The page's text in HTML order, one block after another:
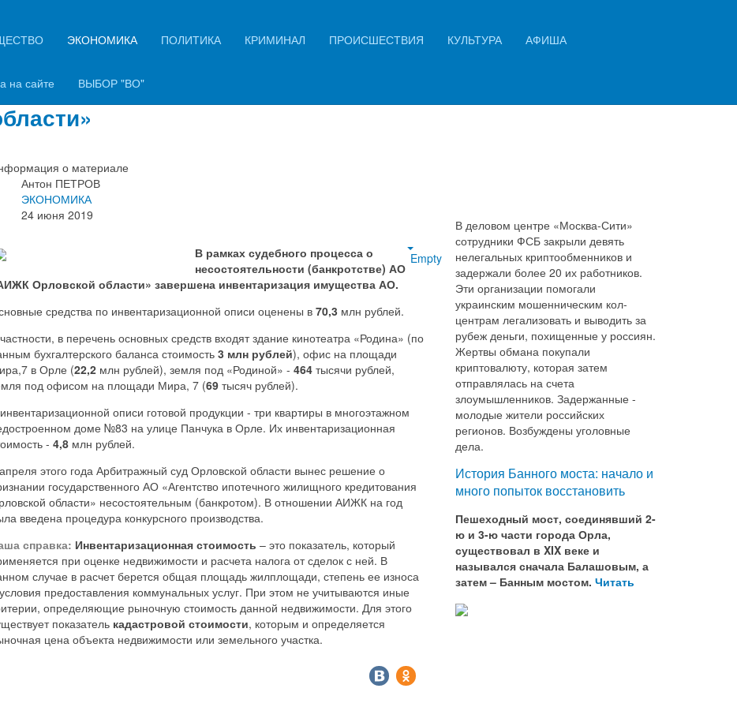
ЭКОНОМИКА ПОЛИТИКА КРИМИНАЛ ПРОИСШЕСТВИЯ КУЛЬТУРА АФИША
на сайте ВЫБОР "ВО"
инвентаризация
«АИЖК Орловской
о материале
Антон ПЕТРОВ
ЭКОНОМИКА
24 июня 2019
Empty
В рамках судебного процесса о
несостоятельности (банкротстве) АО
Орловской области» завершена инвентаризация имущества АО.
средства по инвентаризационной описи оценены в 70,3 млн рублей.
в перечень основных средств входят здание кинотеатра «Родина» (по
бухгалтерского баланса стоимость3 млн рублей), офис на площади
в Орле (22,2 млн рублей), земля под «Родиной» - 464 тысячи рублей,
под офисом на площади Мира, 7 (69 тысяч рублей).
описи готовой продукции - три квартиры в многоэтажном
доме №83 на улице Панчука в Орле. Их инвентаризационная
- 4,8 млн рублей.
этого года Арбитражный суд Орловской области вынес решение о
государственного АО «Агентство ипотечного жилищного кредитования
области» несостоятельным (банкротом). В отношении АИЖК на год
введена процедура конкурсного производства.
справка: Инвентаризационная стоимость – это показатель, который
при оценке недвижимости и расчета налога от сделок с ней. В
случае в расчет берется общая площадь жилплощади, степень ее износа
предоставления коммунальных услуг. При этом не учитываются иные
определяющие рыночную стоимость данной недвижимости. Для этого
показатель кадастровой стоимости, которым и определяется
цена объекта недвижимости или земельного участка.
В деловом центре «Москва-Сити»
сотрудники ФСБ закрыли девять
нелегальных криптообменников и
задержали более 20 их работников.
Эти организации помогали
украинским мошенническим кол-
центрам легализовать и выводить за
рубеж деньги, похищенные у россиян.
Жертвы обмана покупали
криптовалюту, которая затем
отправлялась на счета
злоумышленников. Задержанные -
молодые жители российских
регионов. Возбуждены уголовные
дела.
История Банного моста: начало и
много попыток восстановить
Пешеходный мост, соединявший 2-
ю и 3-ю части города Орла,
существовал в XIX веке и
назывался сначала Балашовым, а
затем – Банным мостом. Читать